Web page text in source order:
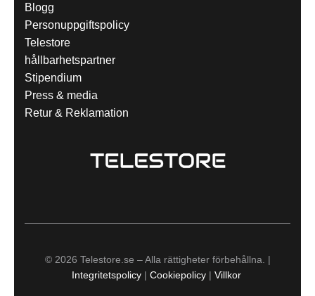
Blogg
Personuppgiftspolicy
Telestore
hållbarhetspartner
Stipendium
Press & media
Retur & Reklamation
© 2026 Telestore.se – Alla rättigheter förbehållna. |
Integritetspolicy| Cookiepolicy| Villkor